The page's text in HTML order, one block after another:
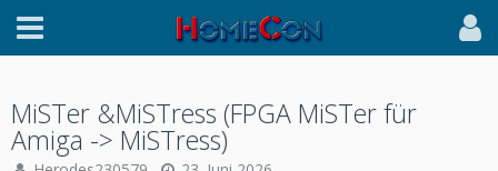
MiSTer &MiSTress (FPGA MiSTer für
Amiga -> MiSTress)